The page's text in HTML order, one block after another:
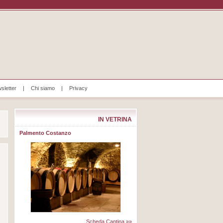
| Chi siamo | Privacy
IN VETRINA
Palmento Costanzo
Scheda Cantina »»